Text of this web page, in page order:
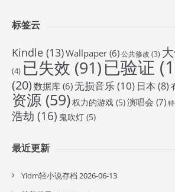
标签云
Kindle (13)Wallpaper (6)公共修改 (3)
(4) 已失效 (91)已验证
(20) 数据库 (6) 无损音乐(10) 日本 (8)
资源 (59)权力的游戏 (5)演唱会 (7)
浩劫 (16) 鬼吹灯 (5)
最近更新
Yidm轻小说存档 2026-06-13